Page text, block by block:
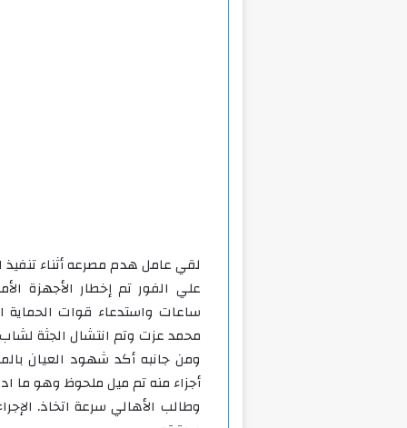
لقي عامل هدم مصرعه أثناء
ساعات واستدعاء قوات الحماية
محمد عزت وتم انتشال الجثة لشاب 27سنه مقيم
ومن جانبه أكد شهود العيان
أجزاء منه تم ميل ملحوظ وهو ما
وطالب الأهالي سرعة اتخاذ.